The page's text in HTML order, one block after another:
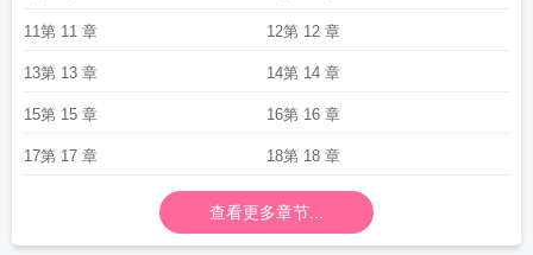
一次碰面，他的身体突然不受控制，抬手就把饮料泼了对方一脸。清醒过来的喻
道：“不信。”第二次，他被操控着去泳池更衣室偷商恪的衣服。刚溜出门就恢复神
智，正准备偷偷还回去，却被人从身后按住。喻染拿着衣服小声挣扎：“我说我拿
边小心翼翼讨好商恪，一边刻意逢迎f4。可那群天之骄子看他的眼神，渐渐变得
微妙又古怪。有人用钢笔尾端抬起他下巴，有人在桌下用皮鞋尖轻蹭他脚踝，还
有人在他耳后留下带檀木香的叹息：“对谁都这么乖……你说，该怎么罚你才好
呢？”喻染：……这剧情是不是彻底崩了？＊后来商恪将他抵在床头，滚烫的呼吸
11第 11 章 12第 12 章
13第 13 章 14第 14 章
15第 15 章 16第 16 章
17第 17 章 18第 18 章
查看更多章节...